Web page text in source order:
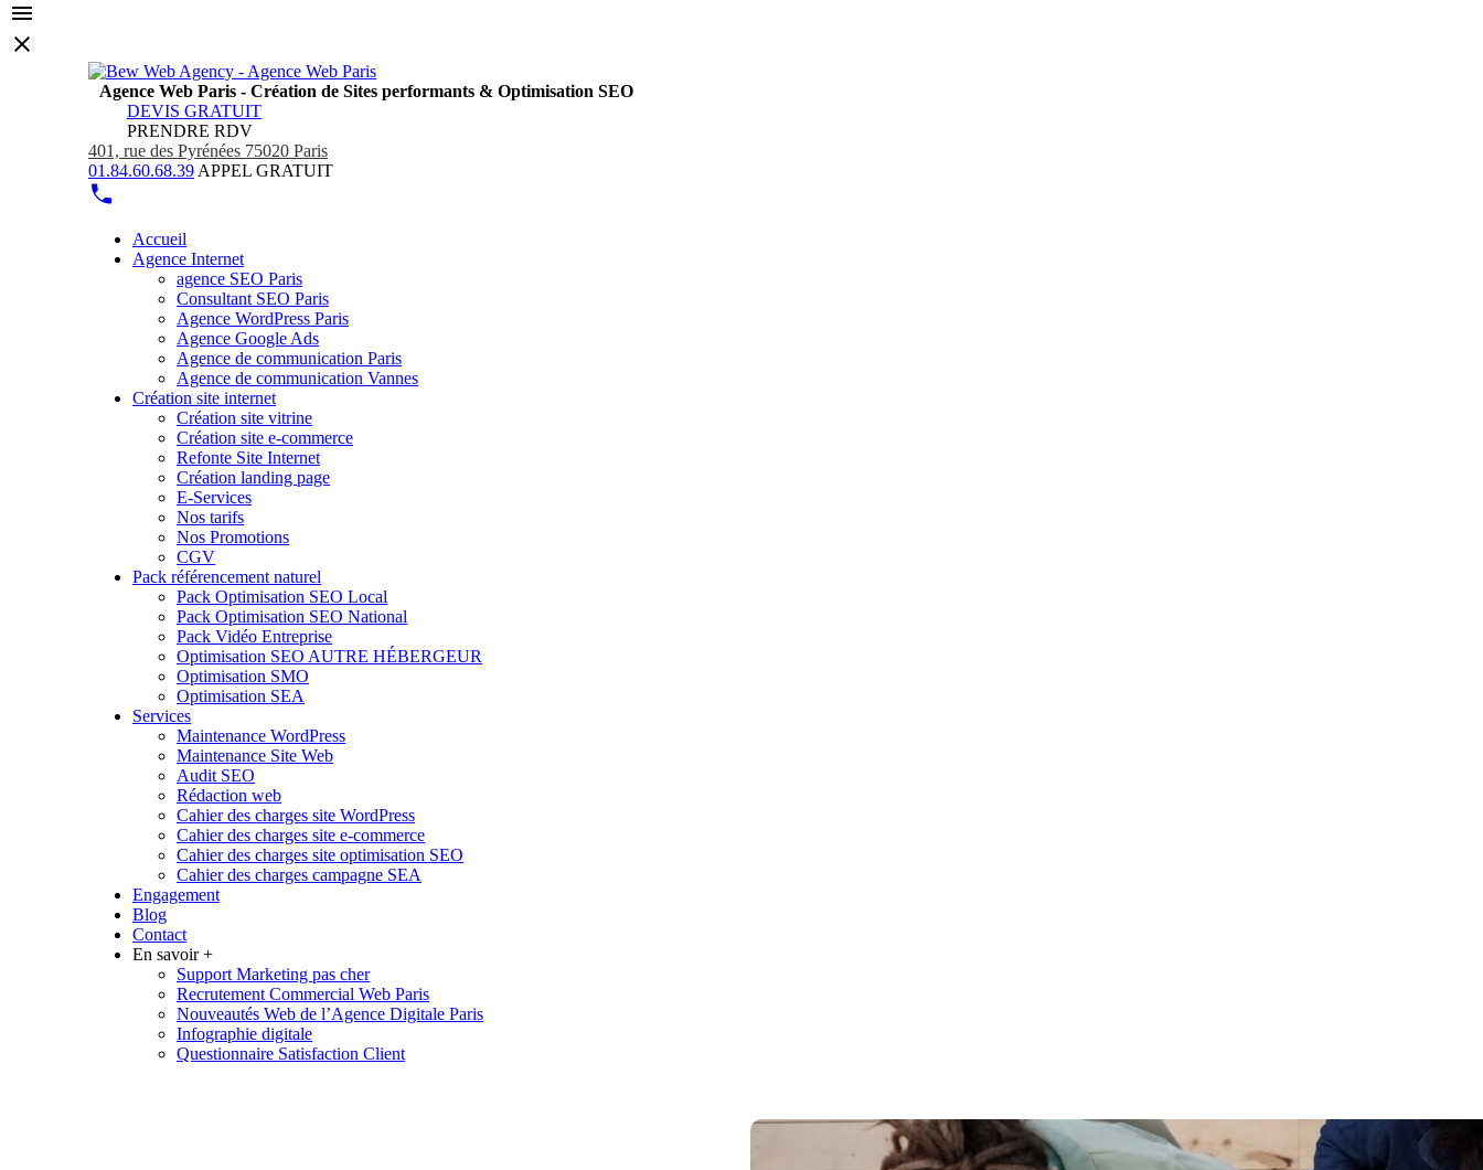
Agence Web Paris - Création de Sites performants & Optimisation SEO
DEVIS GRATUIT
PRENDRE RDV
401, rue des Pyrénées 75020 Paris
01.84.60.68.39 APPEL GRATUIT
Accueil
Agence Internet
agence SEO Paris
Consultant SEO Paris
Agence WordPress Paris
Agence Google Ads
Agence de communication Paris
Agence de communication Vannes
Création site internet
Création site vitrine
Création site e-commerce
Refonte Site Internet
Création landing page
E-Services
Nos tarifs
Nos Promotions
CGV
Pack référencement naturel
Pack Optimisation SEO Local
Pack Optimisation SEO National
Pack Vidéo Entreprise
Optimisation SEO AUTRE HÉBERGEUR
Optimisation SMO
Optimisation SEA
Services
Maintenance WordPress
Maintenance Site Web
Audit SEO
Rédaction web
Cahier des charges site WordPress
Cahier des charges site e-commerce
Cahier des charges site optimisation SEO
Cahier des charges campagne SEA
Engagement
Blog
Contact
En savoir +
Support Marketing pas cher
Recrutement Commercial Web Paris
Nouveautés Web de l’Agence Digitale Paris
Infographie digitale
Questionnaire Satisfaction Client